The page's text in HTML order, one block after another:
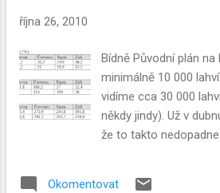
října 26, 2010
Bídně Původní plán
minimálně 10 000
vidíme cca 30 000
někdy jindy). Už v
že to takto
Okomentovat